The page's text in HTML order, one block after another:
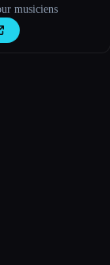
musiciens